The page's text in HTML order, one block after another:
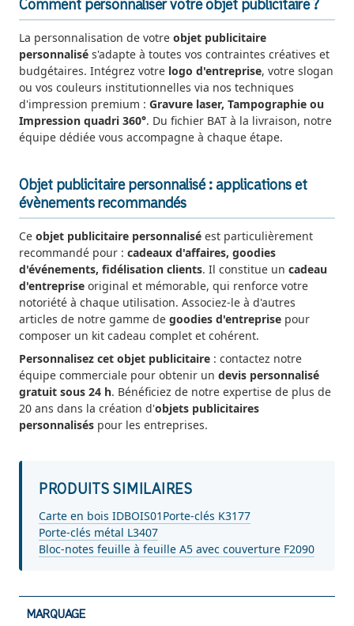
Comment personnaliser votre objet publicitaire ?
La personnalisation de votre objet publicitaire
personnalisé s'adapte à toutes vos contraintes créatives et
budgétaires. Intégrez votre logo d'entreprise, votre slogan
ou vos couleurs institutionnelles via nos techniques
d'impression premium : Gravure laser, Tampographie ou
Impression quadri 360°. Du fichier BAT à la livraison, notre
équipe dédiée vous accompagne à chaque étape.
Objet publicitaire personnalisé : applications et
évènements recommandés
Ce objet publicitaire personnalisé est particulièrement
recommandé pour : cadeaux d'affaires, goodies
d'événements, fidélisation clients. Il constitue un cadeau
d'entreprise original et mémorable, qui renforce votre
notoriété à chaque utilisation. Associez-le à d'autres
articles de notre gamme de goodies d'entreprise pour
composer un kit cadeau complet et cohérent.
Personnalisez cet objet publicitaire : contactez notre
équipe commerciale pour obtenir un devis personnalisé
gratuit sous 24 h. Bénéficiez de notre expertise de plus de
20 ans dans la création d'objets publicitaires
personnalisés pour les entreprises.
PRODUITS SIMILAIRES
Carte en bois IDBOIS01 Porte-clés K3177
Porte-clés métal L3407
Bloc-notes feuille à feuille A5 avec couverture F2090
MARQUAGE